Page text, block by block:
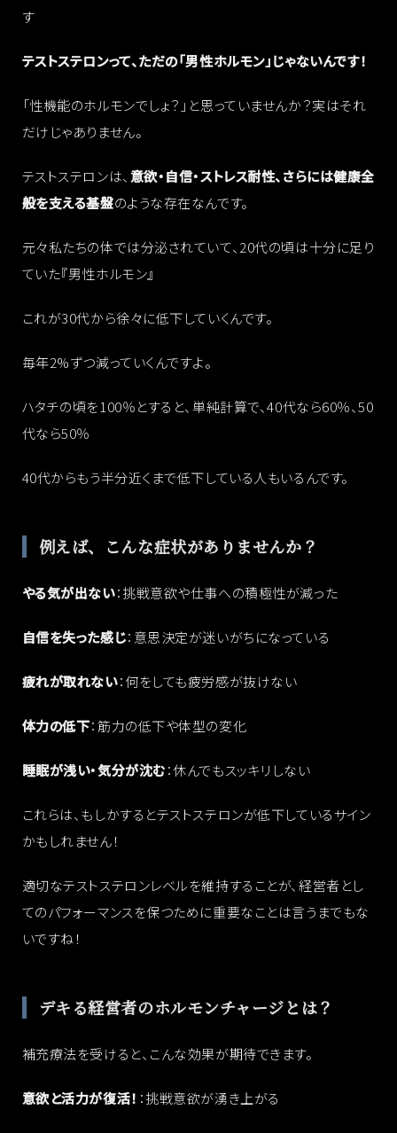
す
テストステロンって、ただの「男性ホルモン」じゃないんです！
「性機能のホルモンでしょ？」と思っていませんか？実はそれ
だけじゃありません。
テストステロンは、 意欲・自信・ストレス耐性、さらには健康全
般を支える基盤のような存在なんです。
元々私たちの体では分泌されていて、20代の頃は十分に足り
ていた『男性ホルモン』
これが30代から徐々に低下していくんです。
毎年2%ずつ減っていくんですよ。
ハタチの頃を100％とすると、単純計算で、40代なら60％、50
代なら50％
40代からもう半分近くまで低下している人もいるんです。
例えば、こんな症状がありませんか？
やる気が出ない：挑戦意欲や仕事への積極性が減った
自信を失った感じ：意思決定が迷いがちになっている
疲れが取れない：何をしても疲労感が抜けない
体力の低下：筋力の低下や体型の変化
睡眠が浅い・気分が沈む：休んでもスッキリしない
これらは、もしかするとテストステロンが低下しているサイン
かもしれません！
適切なテストステロンレベルを維持することが、経営者とし
てのパフォーマンスを保つために重要なことは言うまでもな
いですね！
デキる経営者のホルモンチャージとは？
補充療法を受けると、こんな効果が期待できます。
意欲と活力が復活！ ：挑戦意欲が湧き上がる